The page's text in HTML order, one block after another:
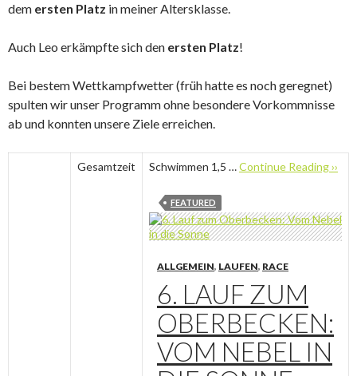
dem ersten Platz in meiner Altersklasse.
Auch Leo erkämpfte sich den ersten Platz!
Bei bestem Wettkampfwetter (früh hatte es noch geregnet)
spulten wir unser Programm ohne besondere Vorkommnisse
ab und konnten unsere Ziele erreichen.
Gesamtzeit Schwimmen 1,5 …Continue Reading ››
FEATURED
ALLGEMEIN, LAUFEN, RACE
6. LAUF ZUM
OBERBECKEN:
VOM NEBEL IN